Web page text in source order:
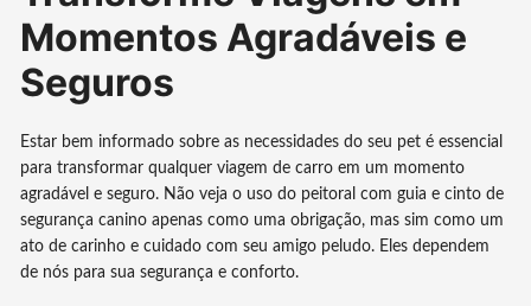
Momentos Agradáveis e
Seguros
Estar bem informado sobre as necessidades do seu pet é essencial
para transformar qualquer viagem de carro em um momento
agradável e seguro. Não veja o uso do peitoral com guia e cinto de
segurança canino apenas como uma obrigação, mas sim como um
ato de carinho e cuidado com seu amigo peludo. Eles dependem
de nós para sua segurança e conforto.